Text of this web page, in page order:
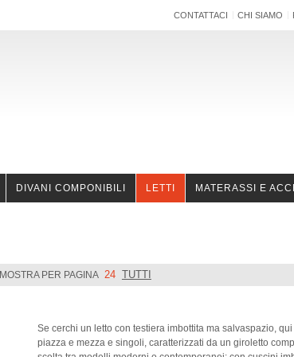
CONTATTACI CHI SIAMO
DIVANI COMPONIBILI LETTI MATERASSI E
MOSTRA PER PAGINA 24 TUTTI
Se cerchi un letto con testiera imbottita ma salvaspazio,
piazza e mezza e singoli, caratterizzati da un giroletto